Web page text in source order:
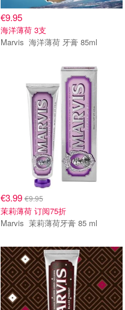
€9.95
海洋薄荷 3支
Marvis 海洋薄荷 牙膏 85ml
€3.99€9.95
茉莉薄荷 订阅75折
Marvis 茉莉薄荷牙膏 85 ml